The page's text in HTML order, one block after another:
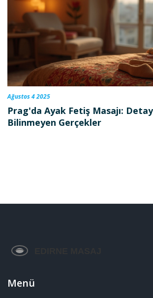
Ağustos 4 2025
Prag'da Ayak Fetiş Masajı:
Bilinmeyen Gerçekler
Menü